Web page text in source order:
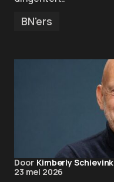
BN'ers
Door Kimberly Schievink
23 mei 2026